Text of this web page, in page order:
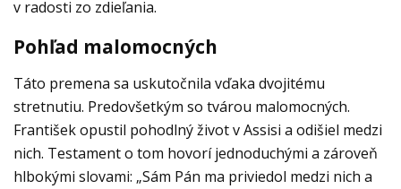
v radosti zo zdieľania.
Pohľad malomocných
Táto premena sa uskutočnila vďaka dvojitému
stretnutiu. Predovšetkým so tvárou malomocných.
František opustil pohodlný život v Assisi a odišiel medzi
nich. Testament o tom hovorí jednoduchými a zároveň
hlbokými slovami: „Sám Pán ma priviedol medzi nich a